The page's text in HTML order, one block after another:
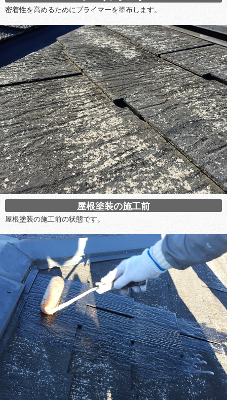
密着性を高めるためにプライマーを塗布します。
屋根塗装の施工前
屋根塗装の施工前の状態です。